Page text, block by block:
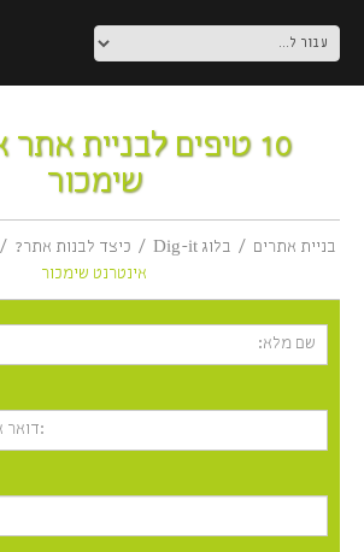
10 טיפים לבניית
שימכור
בניית אתרים בלוג Dig-it כיצד לבנות אתר?
אינטרנט שימכור